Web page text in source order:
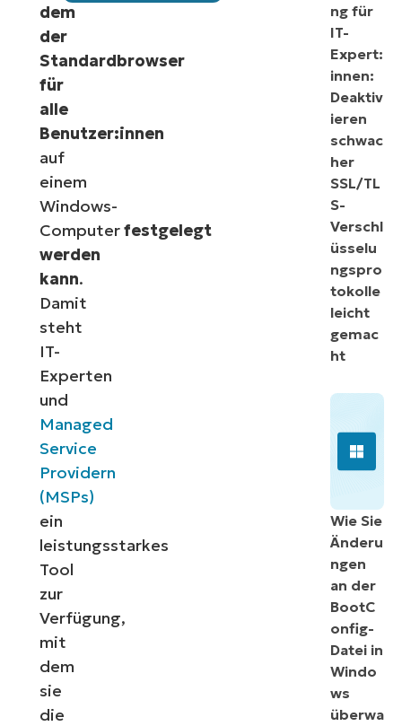
dem
der
Standardbrowser
für
alle
Benutzer:innen
auf
einem
Windows-
Computerfestgelegt
werden
kann.
Damit
steht
IT-
Experten
und
Managed
Service
Providern
(MSPs)
ein
leistungsstarkes
Tool
zur
Verfügung,
mit
dem
sie
die
ng für
IT-
Expert:
innen:
Deaktiv
ieren
schwac
her
SSL/TL
S-
Verschl
üsselu
ngspro
tokolle
leicht
gemac
ht
Wie Sie
Änderu
ngen
an der
BootC
onfig-
Datei in
Windo
ws
überwa